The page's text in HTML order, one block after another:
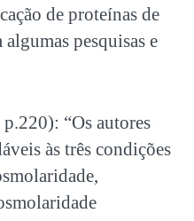
de proteínas de
pesquisas e
“Os autores
às três condições